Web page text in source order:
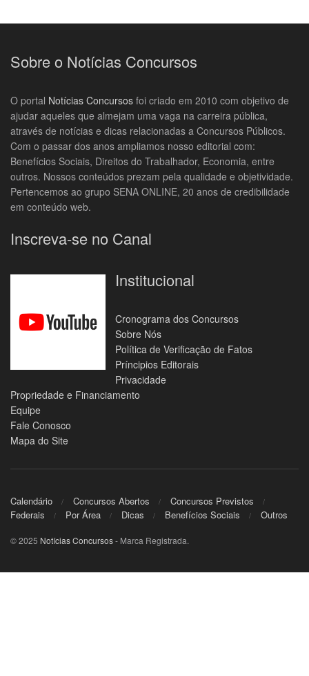
Sobre o Notícias Concursos
O portal Notícias Concursos foi criado em 2010 com objetivo de
ajudar aqueles que almejam uma vaga na carreira pública,
através de notícias e dicas relacionadas a Concursos Públicos.
Com o passar dos anos ampliamos nosso editorial com:
Benefícios Sociais, Direitos do Trabalhador, Economia, entre
outros. Nossos conteúdos prezam pela qualidade e objetividade.
Pertencemos ao grupo SENA ONLINE, 20 anos de credibilidade
em conteúdo web.
Inscreva-se no Canal
Institucional
Cronograma dos Concursos
Sobre Nós
Política de Verificação de Fatos
Príncipios Editorais
Privacidade
Propriedade e Financiamento
Equipe
Fale Conosco
Mapa do Site
Calendário Concursos Abertos
Concursos Previstos
Federais
Por Área Dicas Benefícios Sociais Outros
© 2025 Notícias Concursos- Marca Registrada.